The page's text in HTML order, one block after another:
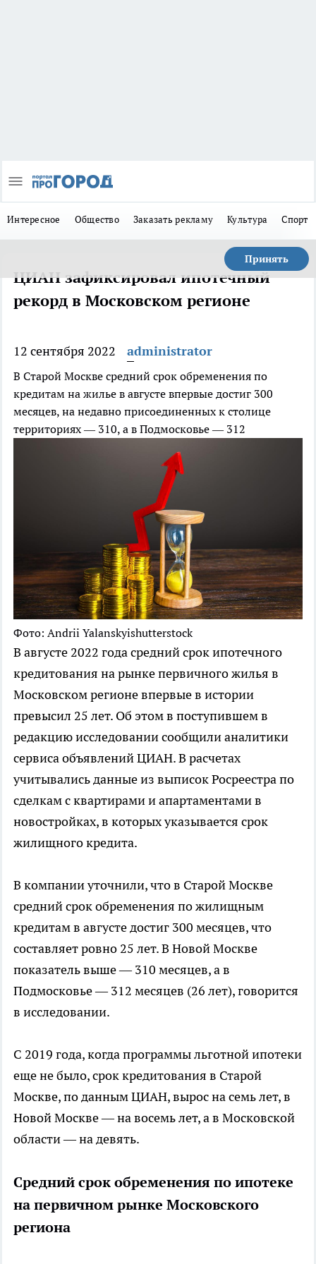
Интересное Общество Заказать рекламу Культура Спорт
Принять
ЦИАН зафиксировал ипотечный
рекорд в Московском регионе
12 сентября 2022 administrator
В Старой Москве средний срок обременения по
кредитам на жилье в августе впервые достиг 300
месяцев, на недавно присоединенных к столице
территориях — 310, а в Подмосковье — 312
Фото: Andrii Yalanskyishutterstock
В августе 2022 года средний срок ипотечного
кредитования на рынке первичного жилья в
Московском регионе впервые в истории
превысил 25 лет. Об этом в поступившем в
редакцию исследовании сообщили аналитики
сервиса объявлений ЦИАН. В расчетах
учитывались данные из выписок Росреестра по
сделкам с квартирами и апартаментами в
новостройках, в которых указывается срок
жилищного кредита.
В компании уточнили, что в Старой Москве
средний срок обременения по жилищным
кредитам в августе достиг 300 месяцев, что
составляет ровно 25 лет. В Новой Москве
показатель выше — 310 месяцев, а в
Подмосковье — 312 месяцев (26 лет), говорится
в исследовании.
С 2019 года, когда программы льготной ипотеки
еще не было, срок кредитования в Старой
Москве, по данным ЦИАН, вырос на семь лет, в
Новой Москве — на восемь лет, а в Московской
области — на девять.
Средний срок обременения по ипотеке
на первичном рынке Московского
региона